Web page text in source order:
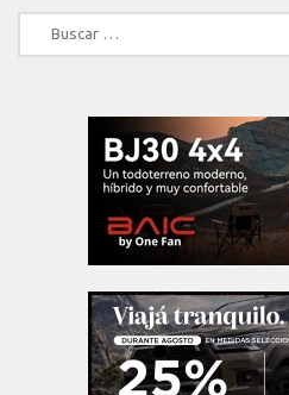
Buscar: